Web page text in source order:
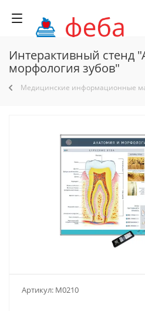
Интерактивный стенд
морфология зубов"
Медицинские информационные
Артикул: М0210